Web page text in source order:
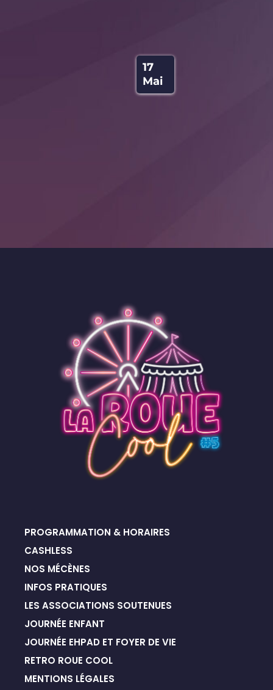
17
Mai
PROGRAMMATION & HORAIRES
CASHLESS
NOS MÉCÈNES
INFOS PRATIQUES
LES ASSOCIATIONS SOUTENUES
JOURNÉE ENFANT
JOURNÉE EHPAD ET FOYER DE VIE
RETRO ROUE COOL
MENTIONS LÉGALES